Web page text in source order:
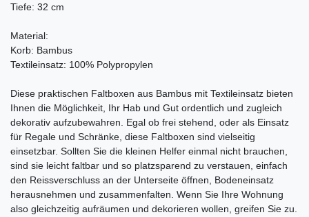
Tiefe: 32 cm
Material:
Korb: Bambus
Textileinsatz: 100% Polypropylen
Diese praktischen Faltboxen aus Bambus mit Textileinsatz bieten
Ihnen die Möglichkeit, Ihr Hab und Gut ordentlich und zugleich
dekorativ aufzubewahren. Egal ob frei stehend, oder als Einsatz
für Regale und Schränke, diese Faltboxen sind vielseitig
einsetzbar. Sollten Sie die kleinen Helfer einmal nicht brauchen,
sind sie leicht faltbar und so platzsparend zu verstauen, einfach
den Reissverschluss an der Unterseite öffnen, Bodeneinsatz
herausnehmen und zusammenfalten. Wenn Sie Ihre Wohnung
also gleichzeitig aufräumen und dekorieren wollen, greifen Sie zu.